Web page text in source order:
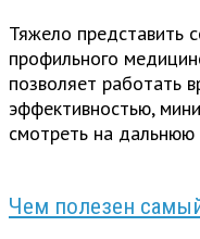
Тяжело представить
профильного
позволяет работать
эффективностью,
смотреть на дальнюю
Чем полезен